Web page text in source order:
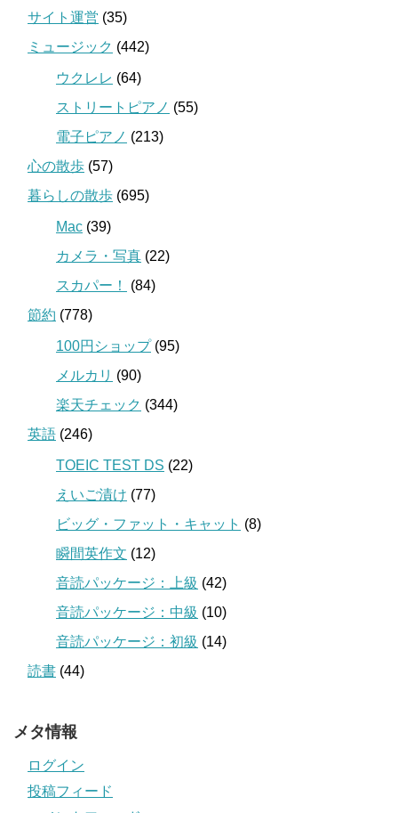
サイト運営 (35)
ミュージック (442)
ウクレレ (64)
ストリートピアノ (55)
電子ピアノ (213)
心の散歩 (57)
暮らしの散歩 (695)
Mac (39)
カメラ・写真 (22)
スカパー！
(84)
節約 (778)
100円ショップ(95)
メルカリ (90)
楽天チェック (344)
英語 (246)
TOEIC TEST DS (22)
えいご漬け (77)
ビッグ・ファット・キャット (8)
瞬間英作文 (12)
音読パッケージ：上級 (42)
音読パッケージ：中級 (10)
音読パッケージ：初級 (14)
読書 (44)
メタ情報
ログイン
投稿フィード